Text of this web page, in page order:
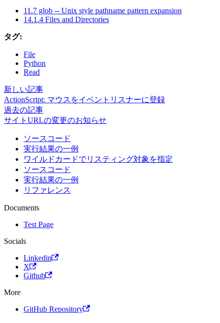
11.7 glob -- Unix style pathname pattern expansion
14.1.4 Files and Directories
タグ:
File
Python
Read
新しい記事
ActionScript: マウスをイベントリスナーに登録
過去の記事
サイトURLの変更のお知らせ
ソースコード
実行結果の一例
ワイルドカードでリスティング対象を指定
ソースコード
実行結果の一例
リファレンス
Documents
Test Page
Socials
Linkedin
X
Github
More
GitHub Repository